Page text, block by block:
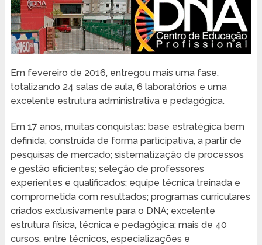
Em fevereiro de 2016, entregou mais uma fase,
totalizando 24 salas de aula, 6 laboratórios e uma
excelente estrutura administrativa e pedagógica.
Em 17 anos, muitas conquistas: base estratégica bem
definida, construída de forma participativa, a partir de
pesquisas de mercado; sistematização de processos
e gestão eficientes; seleção de professores
experientes e qualificados; equipe técnica treinada e
comprometida com resultados; programas curriculares
criados exclusivamente para o DNA; excelente
estrutura física, técnica e pedagógica; mais de 40
cursos, entre técnicos, especializações e